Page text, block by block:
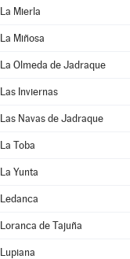
La Mierla
La Miñosa
La Olmeda de Jadraque
Las Inviernas
Las Navas de Jadraque
La Toba
La Yunta
Ledanca
Loranca de Tajuña
Lupiana